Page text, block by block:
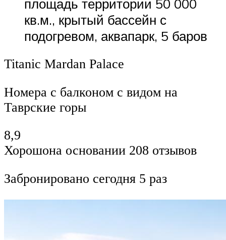
площадь территории 50 000
кв.м., крытый бассейн с
подогревом, аквапарк, 5 баров
Titanic Mardan Palace
Номера с балконом с видом на
Таврские горы
8,9
Хорошона основании 208 отзывов
Забронировано сегодня 5 раз